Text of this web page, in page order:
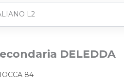
L2
DELEDDA
84